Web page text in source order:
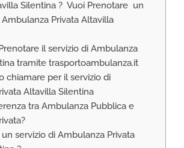
ITALIA
CINEMATOGRAFICI
VOLI DI LINEA,
ED AMBULANZA
O CIRCOLAZIONE
NEONATI E PEDIATRICO
Silentina ? Vuoi Prenotare un
Privata Altavilla
il servizio di Ambulanza
tramite trasportoambulanza.it
chiamare per il servizio di
Altavilla Silentina
tra Ambulanza Pubblica e
servizio di Ambulanza Privata